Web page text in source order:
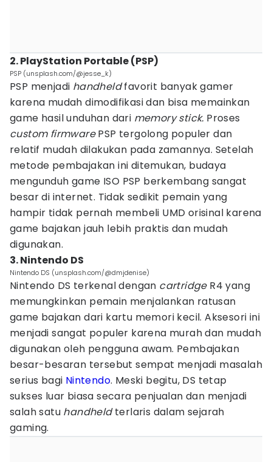
2. PlayStation Portable (PSP)
PSP (unsplash.com/@jesse_k)
PSP menjadi handheldfavorit banyak gamer
karena mudah dimodifikasi dan bisa memainkan
game hasil unduhan dari memory stick. Proses
custom firmwarePSP tergolong populer dan
relatif mudah dilakukan pada zamannya. Setelah
metode pembajakan ini ditemukan, budaya
mengunduh game ISO PSP berkembang sangat
besar di internet. Tidak sedikit pemain yang
hampir tidak pernah membeli UMD orisinal karena
game bajakan jauh lebih praktis dan mudah
digunakan.
3. Nintendo DS
Nintendo DS (unsplash.com/@dmjdenise)
Nintendo DS terkenal dengan cartridgeR4 yang
memungkinkan pemain menjalankan ratusan
game bajakan dari kartu memori kecil. Aksesori ini
menjadi sangat populer karena murah dan mudah
digunakan oleh pengguna awam. Pembajakan
besar-besaran tersebut sempat menjadi masalah
serius bagi Nintendo. Meski begitu, DS tetap
sukses luar biasa secara penjualan dan menjadi
salah satu handheldterlaris dalam sejarah
gaming.